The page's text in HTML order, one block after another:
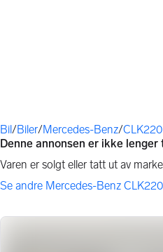
Du er her
Bil/Biler/Mercedes-Benz/CLK220